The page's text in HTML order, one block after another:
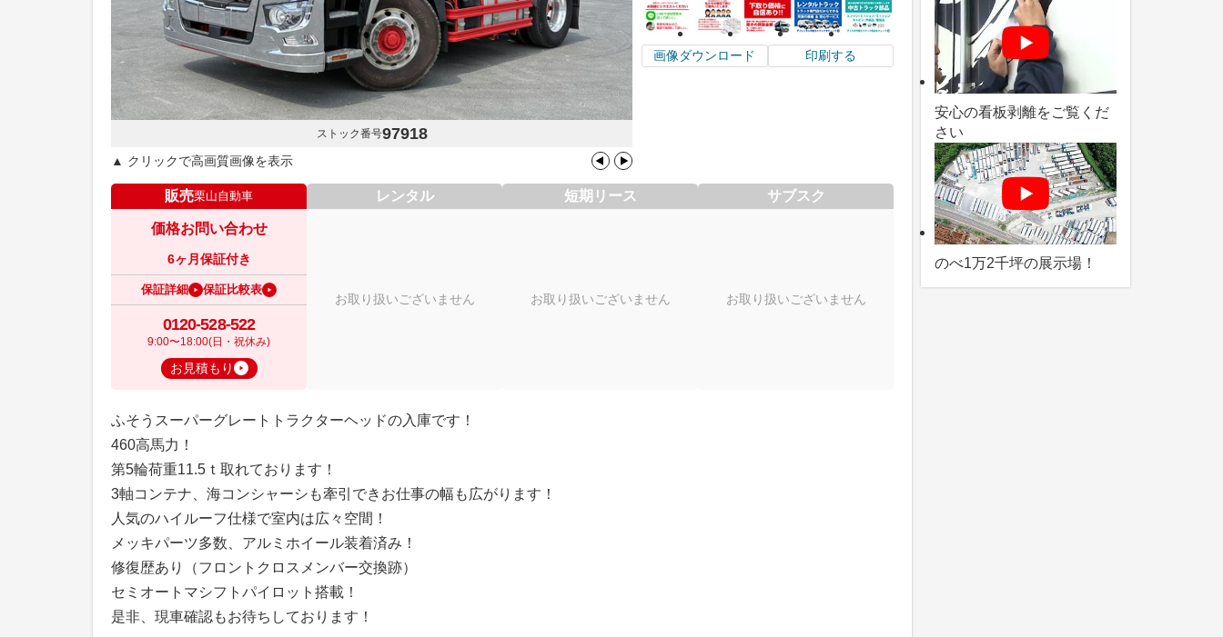
ストック番号97918
▲ クリックで高画質画像を表示
画像ダウンロード 印刷する
販売栗山自動車
価格お問い合わせ
6ヶ月保証付き
保証詳細 保証比較表
0120-528-522
9:00〜18:00(日・祝休み)
お見積もり
レンタル
お取り扱いございません
短期リース
お取り扱いございません
サブスク
お取り扱いございません
ふそうスーパーグレートトラクターヘッドの入庫です！
460高馬力！
第5輪荷重11.5ｔ取れております！
3軸コンテナ、海コンシャーシも牽引できお仕事の幅も広がります！
人気のハイルーフ仕様で室内は広々空間！
メッキパーツ多数、アルミホイール装着済み！
修復歴あり（フロントクロスメンバー交換跡）
セミオートマシフトパイロット搭載！
是非、現車確認もお待ちしております！
安心の看板剥離をご覧くだ
さい
のべ1万2千坪の展示場！